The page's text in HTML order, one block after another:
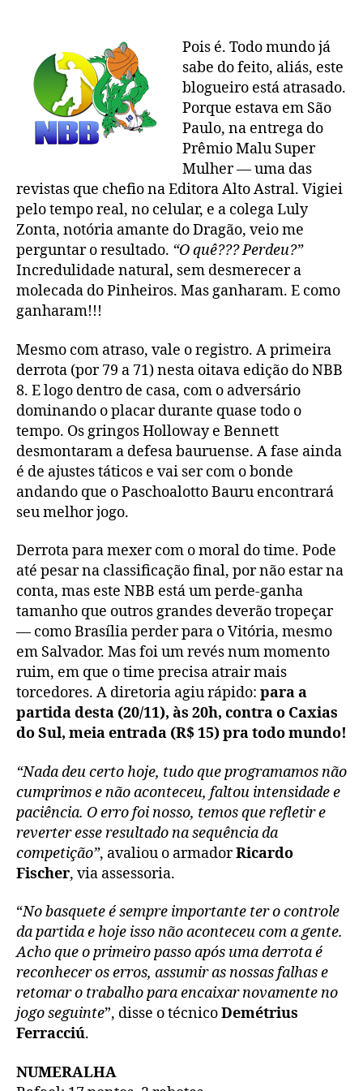
Pois é. Todo mundo já
sabe do feito, aliás, este
blogueiro está atrasado.
Porque estava em São
Paulo, na entrega do
Prêmio Malu Super
Mulher — uma das
revistas que chefio na Editora Alto Astral. Vigiei
pelo tempo real, no celular, e a colega Luly
Zonta, notória amante do Dragão, veio me
perguntar o resultado. “O quê??? Perdeu?”
Incredulidade natural, sem desmerecer a
molecada do Pinheiros. Mas ganharam. E como
ganharam!!!
Mesmo com atraso, vale o registro. A primeira
derrota (por 79 a 71) nesta oitava edição do NBB
8. E logo dentro de casa, com o adversário
dominando o placar durante quase todo o
tempo. Os gringos Holloway e Bennett
desmontaram a defesa bauruense. A fase ainda
é de ajustes táticos e vai ser com o bonde
andando que o Paschoalotto Bauru encontrará
seu melhor jogo.
Derrota para mexer com o moral do time. Pode
até pesar na classificação final, por não estar na
conta, mas este NBB está um perde-ganha
tamanho que outros grandes deverão tropeçar
— como Brasília perder para o Vitória, mesmo
em Salvador. Mas foi um revés num momento
ruim, em que o time precisa atrair mais
torcedores. A diretoria agiu rápido: para a
partida desta (20/11), às 20h, contra o Caxias
do Sul, meia entrada (R$ 15) pra todo mundo!
“Nada deu certo hoje, tudo que programamos não
cumprimos e não aconteceu, faltou intensidade e
paciência. O erro foi nosso, temos que refletir e
reverter esse resultado na sequência da
competição”, avaliou o armadorRicardo
Fischer, via assessoria.
“No basquete é sempre importante ter o controle
da partida e hoje isso não aconteceu com a gente.
Acho que o primeiro passo após uma derrota é
reconhecer os erros, assumir as nossas falhas e
retomar o trabalho para encaixar novamente no
jogo seguinte”, disse o técnicoDemétrius
Ferracciú.
NUMERALHA